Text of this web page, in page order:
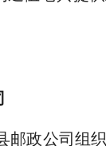
邮政公司组